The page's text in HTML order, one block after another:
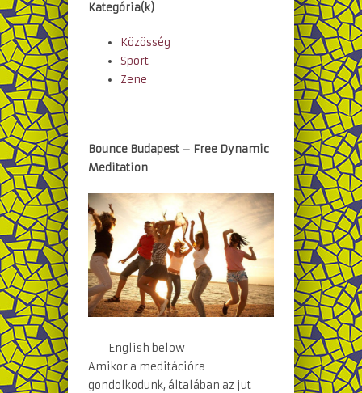
Kategória(k)
Közösség
Sport
Zene
Bounce Budapest – Free Dynamic
Meditation
—–English below —–
Amikor a meditációra
gondolkodunk, általában az jut